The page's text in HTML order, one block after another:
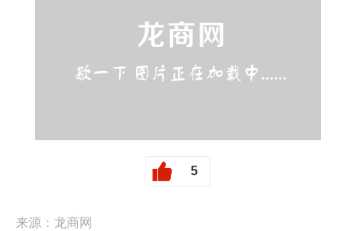
5
来源：龙商网